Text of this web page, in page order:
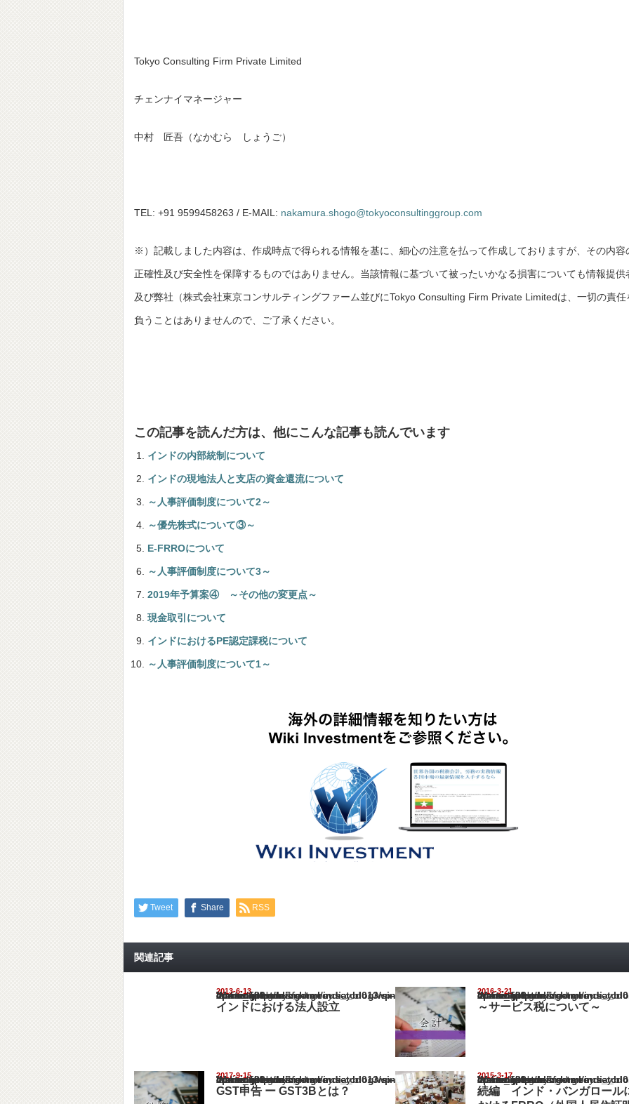
Tokyo Consulting Firm Private Limited
チェンナイマネージャー
中村 匠吾（なかむら しょうご）
TEL: +91 9599458263 / E-MAIL: nakamura.shogo@tokyoconsultinggroup.com
※）記載しました内容は、作成時点で得られる情報を基に、細心の注意を払って作成しておりますが、その内容
正確性及び安全性を保障するものではありません。当該情報に基づいて被ったいかなる損害についても情報提供
及び弊社（株式会社東京コンサルティングファーム並びにTokyo Consulting Firm Private Limitedは、一切の責任
負うことはありませんので、ご了承ください。
この記事を読んだ方は、他にこんな記事も読んでいます
インドの内部統制について
インドの現地法人と支店の資金還流について
～人事評価制度について2～
～優先株式について③～
E-FRROについて
～人事評価制度について3～
2019年予算案④ ～その他の変更点～
現金取引について
インドにおけるPE認定課税について
～人事評価制度について1～
Tweet Share RSS
関連記事
2013-6-13
Warning
: Undefined array key "show_category" in
/home/netst/kuno-cpa.co.jp/public_html/india_blog/wp-content/themes/gorgeous_tcd013/single.php
on line183
インドにおける法人設立
2016-3-21
Warning
: Undefined array key "show_category" in
/home/netst/kuno-cpa.co.jp/public_html/india_blog/wp-content/
on line183
～サービス税について～
2017-9-15
Warning
: Undefined array key "show_category" in
/home/netst/kuno-cpa.co.jp/public_html/india_blog/wp-content/themes/gorgeous_tcd013/single.php
on line183
GST申告 ー GST3Bとは？
2015-3-17
Warning
: Undefined array key "show_category" in
/home/netst/kuno-cpa.co.jp/public_html/india_blog/wp-content/
on line183
続編 インド・バンガロール